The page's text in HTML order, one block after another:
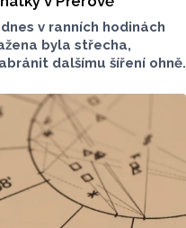
v ranních hodinách
byla střecha,
dalšímu šíření ohně.